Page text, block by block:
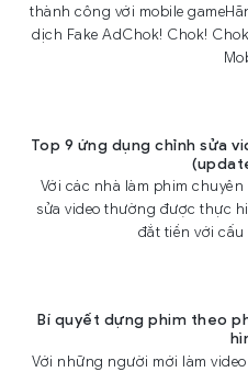
thành công với mobile
dịch Fake AdChok! Chok!
Top 9 ứng dụng chỉnh sửa
Với các nhà làm phim
sửa video thường được thực
đắt tiền với cấu
Bí quyết dựng phim theo
Với những người mới làm